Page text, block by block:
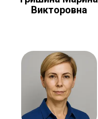
Викторовна